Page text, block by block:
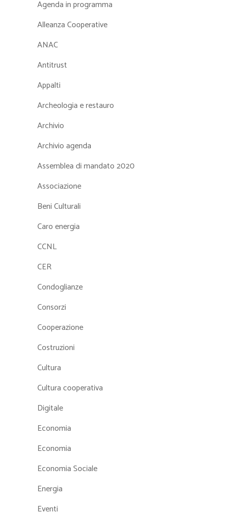
Agenda in programma
Alleanza Cooperative
ANAC
Antitrust
Appalti
Archeologia e restauro
Archivio
Archivio agenda
Assemblea di mandato 2020
Associazione
Beni Culturali
Caro energia
CCNL
CER
Condoglianze
Consorzi
Cooperazione
Costruzioni
Cultura
Cultura cooperativa
Digitale
Economia
Economia
Economia Sociale
Energia
Eventi